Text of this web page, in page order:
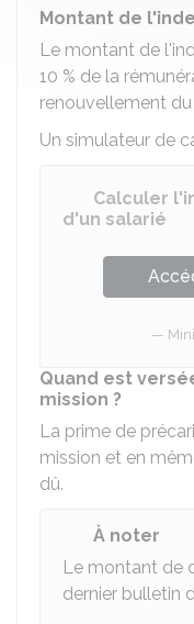
Montant de
Le montant de
10 % de la
renouvellement
Un simulateur de
Calculer
d'un salarié
Quand est
mission ?
La prime de
mission et en
dû.
À noter
Le montant de
dernier bulletin